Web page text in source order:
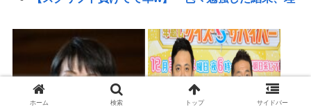
て、もっと具体的に話そうか
日本の輸出額、韓国・台湾に抜かれる。アカンゴミ
国すぎて涙出てきた…
埼玉県知事選挙、戸田市議の河合悠祐さんが出馬へ
ホーム 検索 トップ サイドバー